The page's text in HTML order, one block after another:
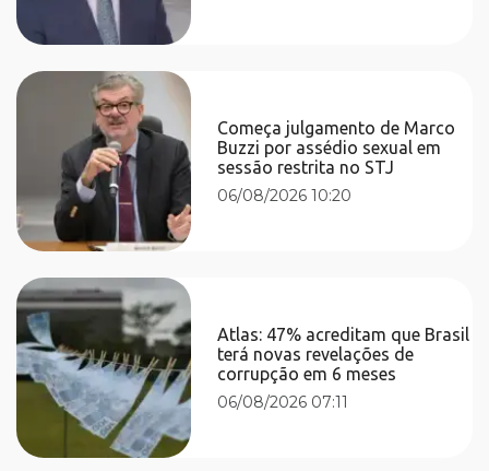
Começa julgamento de Marco
Buzzi por assédio sexual em
sessão restrita no STJ
06/08/2026 10:20
Atlas: 47% acreditam que Brasil
terá novas revelações de
corrupção em 6 meses
06/08/2026 07:11